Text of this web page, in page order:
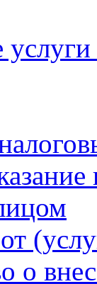
о